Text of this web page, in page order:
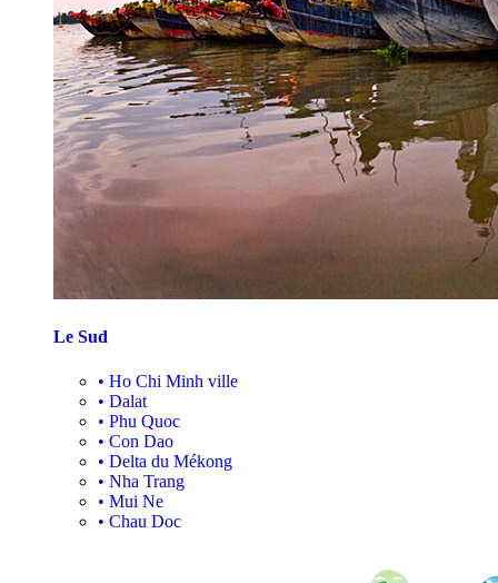
Le Sud
• Ho Chi Minh ville
• Dalat
• Phu Quoc
• Con Dao
• Delta du Mékong
• Nha Trang
• Mui Ne
• Chau Doc